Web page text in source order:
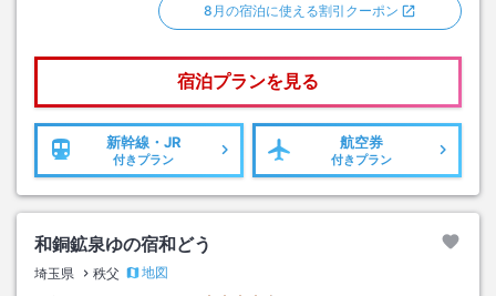
8月の宿泊に使える割引クーポン
宿泊プランを見る
新幹線・JR
付きプラン
航空券
付きプラン
和銅鉱泉ゆの宿和どう
埼玉県 秩父
地図